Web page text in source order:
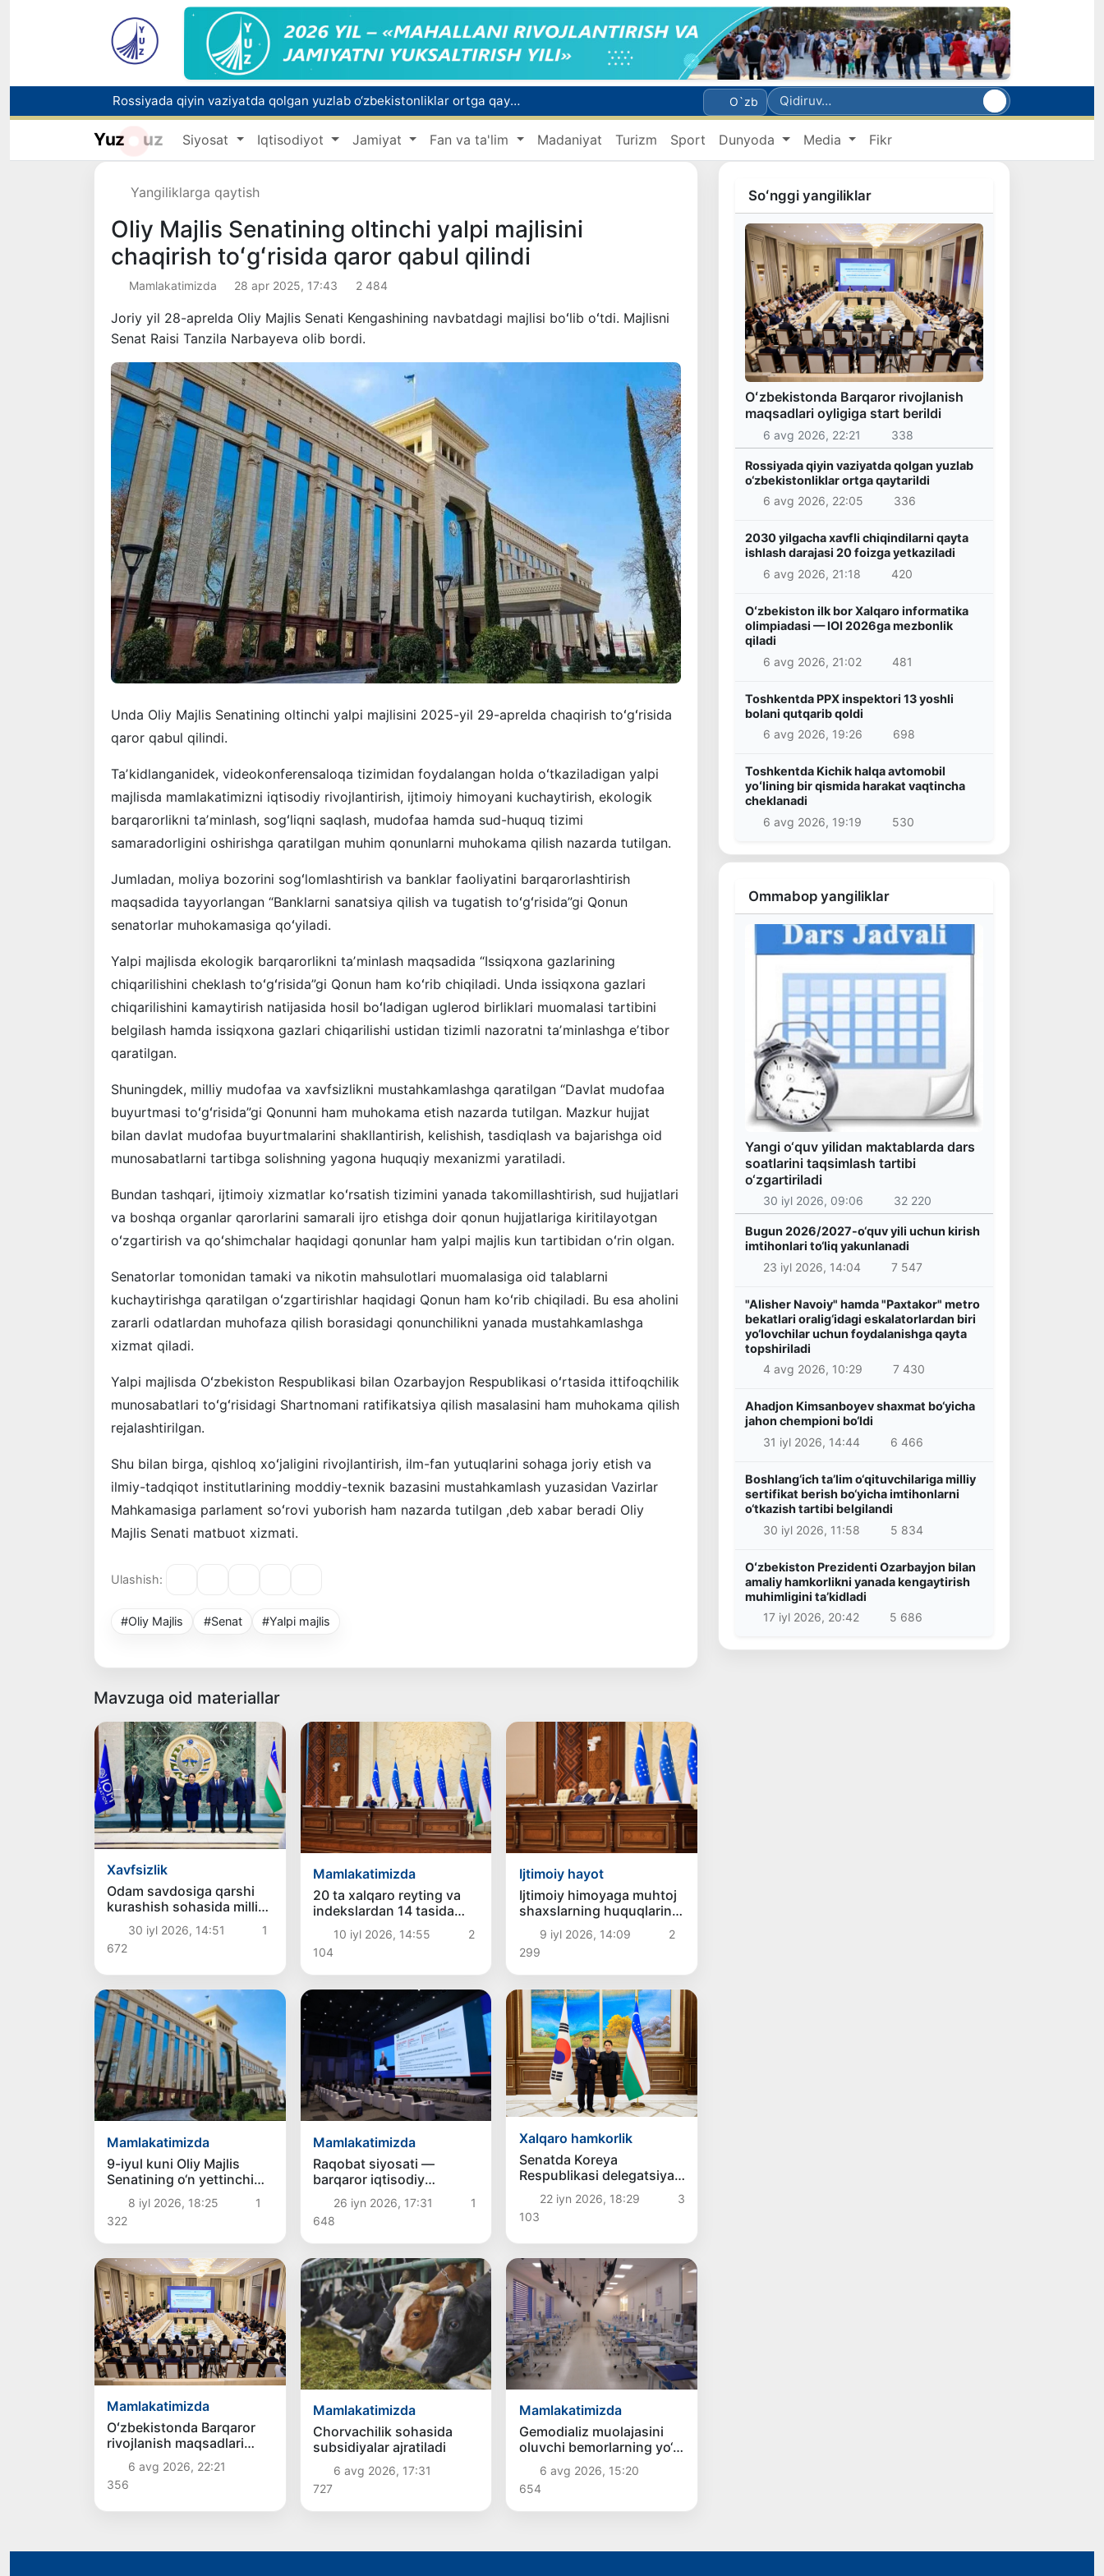
2030 yilgacha xavfli chiqindilarni qayta ishlash darajasi 20 foizga yetkaziladi
Oʻzbekiston ilk bor Xalqaro informatika olimpiadasi — IOI 2026ga mezbonlik qiladi
Oʻzbekistonda Barqaror rivojlanish maqsadlari oyligiga start berildi
O`zb
Yuz uz Siyosat Iqtisodiyot Jamiyat Fan va ta'lim Madaniyat Turizm Sport Dunyoda Media Fikr
Yangiliklarga qaytish
Oliy Majlis Senatining oltinchi yalpi majlisini
chaqirish toʻgʻrisida qaror qabul qilindi
Mamlakatimizda 28 apr 2025, 17:43 2 484
Joriy yil 28-aprelda Oliy Majlis Senati Kengashining navbatdagi majlisi boʻlib oʻtdi. Majlisni
Senat Raisi Tanzila Narbayeva olib bordi.
Unda Oliy Majlis Senatining oltinchi yalpi majlisini 2025-yil 29-aprelda chaqirish toʻgʻrisida
qaror qabul qilindi.
Taʼkidlanganidek, videokonferensaloqa tizimidan foydalangan holda oʻtkaziladigan yalpi
majlisda mamlakatimizni iqtisodiy rivojlantirish, ijtimoiy himoyani kuchaytirish, ekologik
barqarorlikni taʼminlash, sogʻliqni saqlash, mudofaa hamda sud-huquq tizimi
samaradorligini oshirishga qaratilgan muhim qonunlarni muhokama qilish nazarda tutilgan.
Jumladan, moliya bozorini sogʻlomlashtirish va banklar faoliyatini barqarorlashtirish
maqsadida tayyorlangan “Banklarni sanatsiya qilish va tugatish toʻgʻrisida”gi Qonun
senatorlar muhokamasiga qoʻyiladi.
Yalpi majlisda ekologik barqarorlikni taʼminlash maqsadida “Issiqxona gazlarining
chiqarilishini cheklash toʻgʻrisida”gi Qonun ham koʻrib chiqiladi. Unda issiqxona gazlari
chiqarilishini kamaytirish natijasida hosil boʻladigan uglerod birliklari muomalasi tartibini
belgilash hamda issiqxona gazlari chiqarilishi ustidan tizimli nazoratni taʼminlashga eʼtibor
qaratilgan.
Shuningdek, milliy mudofaa va xavfsizlikni mustahkamlashga qaratilgan “Davlat mudofaa
buyurtmasi toʻgʻrisida”gi Qonunni ham muhokama etish nazarda tutilgan. Mazkur hujjat
bilan davlat mudofaa buyurtmalarini shakllantirish, kelishish, tasdiqlash va bajarishga oid
munosabatlarni tartibga solishning yagona huquqiy mexanizmi yaratiladi.
Bundan tashqari, ijtimoiy xizmatlar koʻrsatish tizimini yanada takomillashtirish, sud hujjatlari
va boshqa organlar qarorlarini samarali ijro etishga doir qonun hujjatlariga kiritilayotgan
oʻzgartirish va qoʻshimchalar haqidagi qonunlar ham yalpi majlis kun tartibidan oʻrin olgan.
Senatorlar tomonidan tamaki va nikotin mahsulotlari muomalasiga oid talablarni
kuchaytirishga qaratilgan oʻzgartirishlar haqidagi Qonun ham koʻrib chiqiladi. Bu esa aholini
zararli odatlardan muhofaza qilish borasidagi qonunchilikni yanada mustahkamlashga
xizmat qiladi.
Yalpi majlisda Oʻzbekiston Respublikasi bilan Ozarbayjon Respublikasi oʻrtasida ittifoqchilik
munosabatlari toʻgʻrisidagi Shartnomani ratifikatsiya qilish masalasini ham muhokama qilish
rejalashtirilgan.
Shu bilan birga, qishloq xoʻjaligini rivojlantirish, ilm-fan yutuqlarini sohaga joriy etish va
ilmiy-tadqiqot institutlarining moddiy-texnik bazasini mustahkamlash yuzasidan Vazirlar
Mahkamasiga parlament soʻrovi yuborish ham nazarda tutilgan ,deb xabar beradi Oliy
Majlis Senati matbuot xizmati.
Ulashish:
#Oliy Majlis #Senat #Yalpi majlis
Mavzuga oid materiallar
Xavfsizlik
Odam savdosiga qarshi
kurashish sohasida milliy
va mintaqaviy
hamkorlikning yangi
ustuvor yo‘nalishlari
30 iyl 2026, 14:51
1
672
Mamlakatimizda
20 ta xalqaro reyting va
indekslardan 14 tasida
O‘zbekistonning
ko‘rsatkichlari yaxshilandi
10 iyl 2026, 14:55
2
104
Ijtimoiy hayot
Ijtimoiy himoyaga muhtoj
shaxslarning huquqlarini
ta’minlashga qaratilgan
qonun ma’qullandi
9 iyl 2026, 14:09
2
299
Mamlakatimizda
9-iyul kuni Oliy Majlis
Senatining o‘n yettinchi
yalpi majlisi o‘tkaziladi
8 iyl 2026, 18:25
1
322
Mamlakatimizda
Raqobat siyosati —
barqaror iqtisodiy
o‘sishning muhim omili
26 iyn 2026, 17:31
1
648
Xalqaro hamkorlik
Senatda Koreya
Respublikasi delegatsiyasi
bilan uchrashuv bo‘lib
o‘tdi22 iyn 2026, 18:29
3
103
Mamlakatimizda
Oʻzbekistonda Barqaror
rivojlanish maqsadlari
oyligiga start berildi
6 avg 2026, 22:21
356
Mamlakatimizda
Chorvachilik sohasida
subsidiyalar ajratiladi
6 avg 2026, 17:31
727
Mamlakatimizda
Gemodializ muolajasini
oluvchi bemorlarning yo‘l
xarajatlari davlat budjeti
hisobidan qoplab berilishi
mumkin
6 avg 2026, 15:20
654
Soʻnggi yangiliklar
Oʻzbekistonda Barqaror rivojlanish
maqsadlari oyligiga start berildi
6 avg 2026, 22:21 338
Rossiyada qiyin vaziyatda qolgan yuzlab
o‘zbekistonliklar ortga qaytarildi
6 avg 2026, 22:05
336
2030 yilgacha xavfli chiqindilarni qayta
ishlash darajasi 20 foizga yetkaziladi
6 avg 2026, 21:18
420
Oʻzbekiston ilk bor Xalqaro informatika
olimpiadasi — IOI 2026ga mezbonlik
qiladi
6 avg 2026, 21:02
481
Toshkentda PPX inspektori 13 yoshli
bolani qutqarib qoldi
6 avg 2026, 19:26
698
Toshkentda Kichik halqa avtomobil
yoʻlining bir qismida harakat vaqtincha
cheklanadi
6 avg 2026, 19:19
530
Ommabop yangiliklar
Yangi o‘quv yilidan maktablarda dars
soatlarini taqsimlash tartibi
o‘zgartiriladi
30 iyl 2026, 09:06 32 220
Bugun 2026/2027-o‘quv yili uchun kirish
imtihonlari to‘liq yakunlanadi
23 iyl 2026, 14:04
7 547
"Alisher Navoiy" hamda "Paxtakor" metro
bekatlari oralig‘idagi eskalatorlardan biri
yo‘lovchilar uchun foydalanishga qayta
topshiriladi
4 avg 2026, 10:29
7 430
Ahadjon Kimsanboyev shaxmat bo‘yicha
jahon chempioni bo‘ldi
31 iyl 2026, 14:44
6 466
Boshlang‘ich ta’lim o‘qituvchilariga milliy
sertifikat berish bo‘yicha imtihonlarni
o‘tkazish tartibi belgilandi
30 iyl 2026, 11:58
5 834
Oʻzbekiston Prezidenti Ozarbayjon bilan
amaliy hamkorlikni yanada kengaytirish
muhimligini taʼkidladi
17 iyl 2026, 20:42
5 686